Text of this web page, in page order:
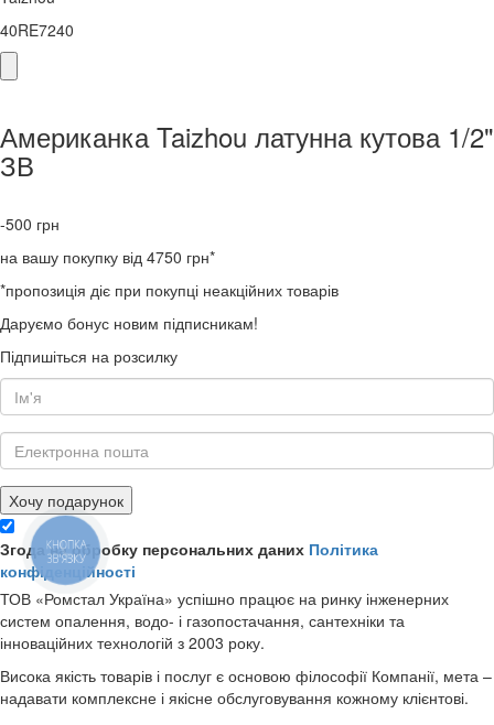
40RE7240
Американка Taizhou латунна кутова 1/2"
ЗВ
-500 грн
на вашу покупку від 4750 грн*
*пропозиція діє при покупці неакційних товарів
Даруємо бонус новим підписникам!
Підпишіться на розсилку
Хочу подарунок
Згода на обробку персональних даних Політика
конфіденційності
ТОВ «Ромстал Україна» успішно працює на ринку інженерних
систем опалення, водо- і газопостачання, сантехніки та
інноваційних технологій з 2003 року.
Висока якість товарів і послуг є основою філософії Компанії, мета –
надавати комплексне і якісне обслуговування кожному клієнтові.
КНОПКА
ЗВ'ЯЗКУ